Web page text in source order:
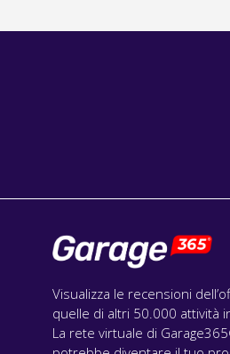
Visualizza le recensioni
quelle di altri 50.000 attività
La rete virtuale di